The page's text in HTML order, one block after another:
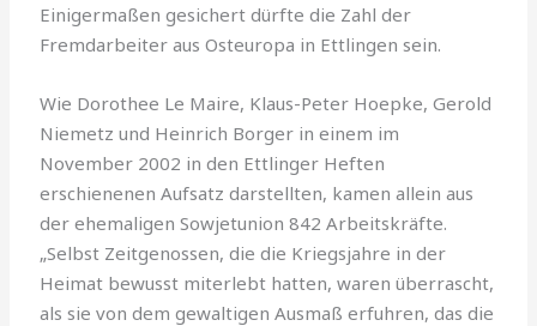
Einigermaßen gesichert dürfte die Zahl der
Fremdarbeiter aus Osteuropa in Ettlingen sein.
Wie Dorothee Le Maire, Klaus-Peter Hoepke, Gerold
Niemetz und Heinrich Borger in einem im
November 2002 in den Ettlinger Heften
erschienenen Aufsatz darstellten, kamen allein aus
der ehemaligen Sowjetunion 842 Arbeitskräfte.
„Selbst Zeitgenossen, die die Kriegsjahre in der
Heimat bewusst miterlebt hatten, waren überrascht,
als sie von dem gewaltigen Ausmaß erfuhren, das die